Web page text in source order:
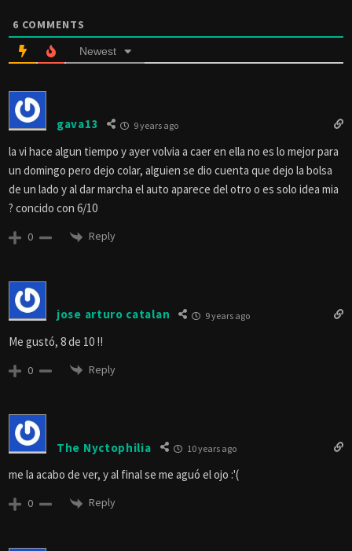
6 COMMENTS
Newest
gava13 9 years ago
la vi hace algun tiempo y ayer volvia a caer en ella no es lo mejor para
un domingo pero dejo colar, alguien se dio cuenta que dejo la bolsa
de un lado y al dar marcha el auto aparece del otro o es solo idea mia
? concido con 6/10
0 Reply
jose arturo catalan 9 years ago
Me gustó, 8 de 10 !!
0 Reply
The Nyctophilia 10 years ago
me la acabo de ver, y al final se me aguó el ojo :'(
0 Reply